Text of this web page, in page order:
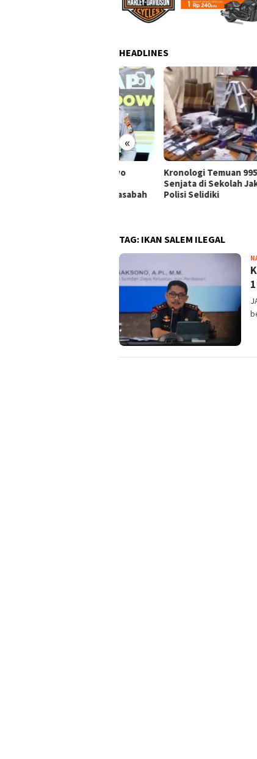
HEADLINES
«
Kronologi Temuan 995
Senjata di Sekolah Jaksel,
Polisi Selidiki
TAG: IKAN SALEM ILEGAL